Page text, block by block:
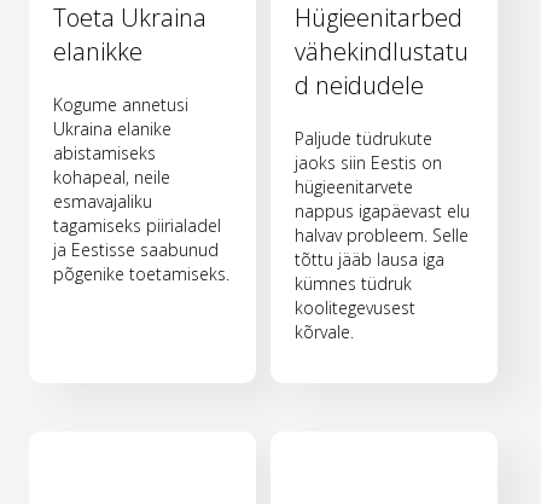
Toeta Ukraina
elanikke
Kogume annetusi
Ukraina elanike
abistamiseks
kohapeal, neile
esmavajaliku
tagamiseks piirialadel
ja Eestisse saabunud
põgenike toetamiseks.
Hügieenitarbed
vähekindlustatu
d neidudele
Paljude tüdrukute
jaoks siin Eestis on
hügieenitarvete
nappus igapäevast elu
halvav probleem. Selle
tõttu jääb lausa iga
kümnes tüdruk
koolitegevusest
kõrvale.